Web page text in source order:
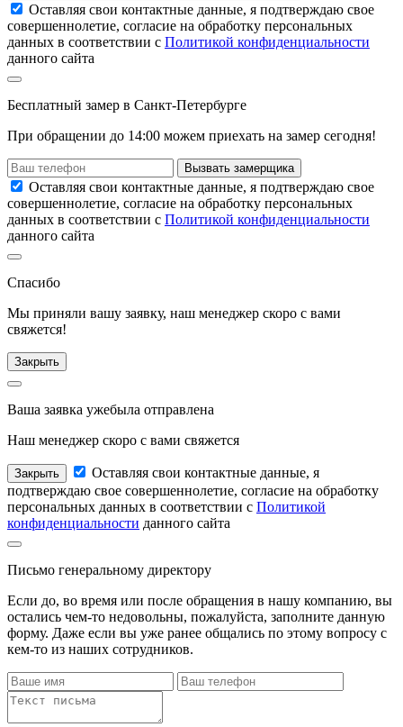
Оставляя свои контактные данные, я подтверждаю свое
совершеннолетие, согласие на обработку персональных
данных в соответствии с Политикой конфиденциальности
данного сайта
Бесплатный замер в Санкт-Петербурге
При обращении до 14:00 можем приехать на замер сегодня!
Вызвать замерщика
Оставляя свои контактные данные, я подтверждаю свое
совершеннолетие, согласие на обработку персональных
данных в соответствии с Политикой конфиденциальности
данного сайта
Спасибо
Мы приняли вашу заявку, наш менеджер скоро с вами
свяжется!
Закрыть
Ваша заявка ужебыла отправлена
Наш менеджер скоро с вами свяжется
Закрыть
Оставляя свои контактные данные, я
подтверждаю свое совершеннолетие, согласие на обработку
персональных данных в соответствии с Политикой
конфиденциальности данного сайта
Письмо генеральному директору
Если до, во время или после обращения в нашу компанию, вы
остались чем-то недовольны, пожалуйста, заполните данную
форму. Даже если вы уже ранее общались по этому вопросу с
кем-то из наших сотрудников.